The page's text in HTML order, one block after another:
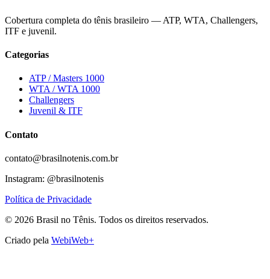
Cobertura completa do tênis brasileiro — ATP, WTA, Challengers,
ITF e juvenil.
Categorias
ATP / Masters 1000
WTA / WTA 1000
Challengers
Juvenil & ITF
Contato
contato@brasilnotenis.com.br
Instagram: @brasilnotenis
Política de Privacidade
© 2026 Brasil no Tênis. Todos os direitos reservados.
Criado pela WebiWeb+